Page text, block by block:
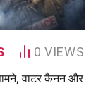
0VIEWS
वाटर कैनन और